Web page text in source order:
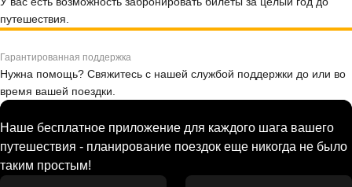
путешествия.
Гарантированная поддержка
Нужна помощь? Свяжитесь с нашей службой поддержки до или во
время вашей поездки.
Наше бесплатное приложение для каждого шага вашего
путешествия - планирование поездок еще никогда не было
таким простым!